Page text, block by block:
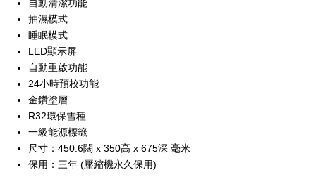
自動清潔功能
抽濕模式
睡眠模式
LED顯示屏
自動重啟功能
24小時預校功能
金鑽塗層
R32環保雪種
一級能源標籤
尺寸：450.6闊 x 350高 x 675深 毫米
保用：三年 (壓縮機永久保用)